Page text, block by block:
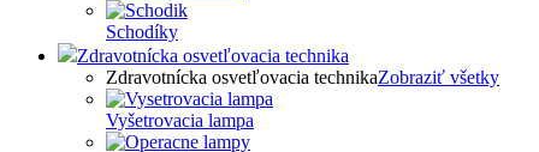
Schodíky
Zdravotnícka osvetľovacia technika
Zdravotnícka osvetľovacia technikaZobraziť všetky
Vyšetrovacia lampa